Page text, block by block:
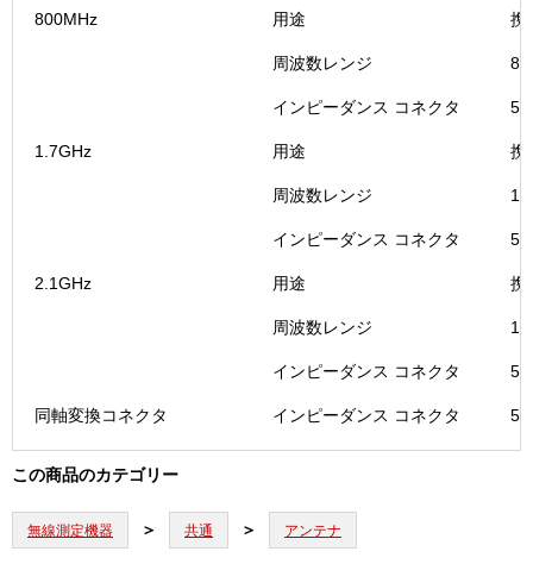
2.1G)
800MHz 用途 携
周波数レンジ
インピーダンス コネクタ
1.7GHz 用途 携
周波数レンジ
インピーダンス コネクタ
2.1GHz 用途 携
周波数レンジ
インピーダンス コネクタ
同軸変換コネクタ インピーダンス コネクタ
この商品のカテゴリー
無線測定機器 共通 アンテナ